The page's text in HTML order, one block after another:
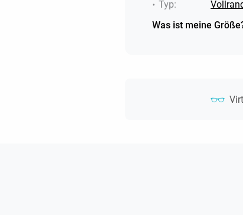
Typ:
Was ist meine